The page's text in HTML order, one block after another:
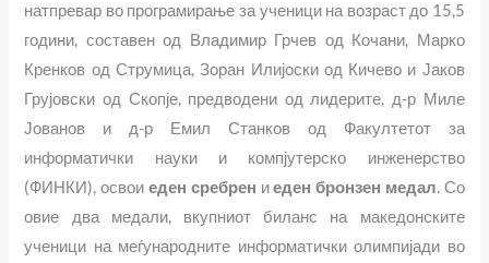
натпревар во програмирање за ученици на возраст до 15,5
години, составен од Владимир Грчев од Кочани, Марко
Кренков од Струмица, Зоран Илијоски од Кичево и Јаков
Грујовски од Скопје, предводени од лидерите, д-р Миле
Јованов и д-р Емил Станков од Факултетот за
информатички науки и компјутерско инженерство
(ФИНКИ), освои еден сребрен иеден бронзен медал. Со
овие два медали, вкупниот биланс на македонските
ученици на меѓународните информатички олимпијади во